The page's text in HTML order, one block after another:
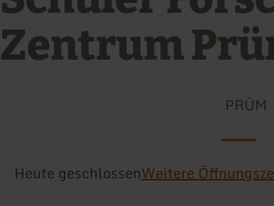
Zentrum
PRÜM
Heute geschlossenWeitere